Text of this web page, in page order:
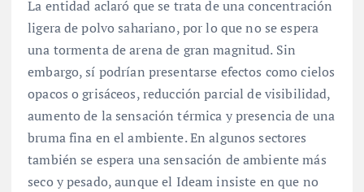
La entidad aclaró que se trata de una concentración
ligera de polvo sahariano, por lo que no se espera
una tormenta de arena de gran magnitud. Sin
embargo, sí podrían presentarse efectos como cielos
opacos o grisáceos, reducción parcial de visibilidad,
aumento de la sensación térmica y presencia de una
bruma fina en el ambiente. En algunos sectores
también se espera una sensación de ambiente más
seco y pesado, aunque el Ideam insiste en que no